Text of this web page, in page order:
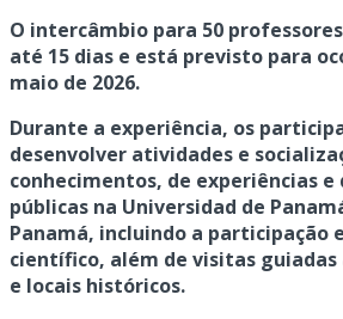
O intercâmbio para 50
até 15 dias e está previsto para
maio de 2026.
Durante a experiência, os
desenvolver atividades e
conhecimentos, de experiências
públicas na Universidad de
Panamá, incluindo a participação
científico, além de visitas guiadas
e locais históricos.